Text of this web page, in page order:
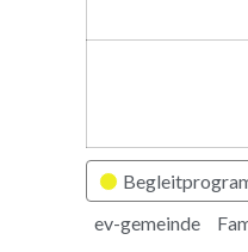
Kategorien
ev-gemeinde